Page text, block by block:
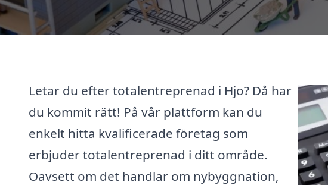
Letar du efter totalentreprenad i Hjo? Då har
du kommit rätt! På vår plattform kan du
enkelt hitta kvalificerade företag som
erbjuder totalentreprenad i ditt område.
Oavsett om det handlar om nybyggnation,